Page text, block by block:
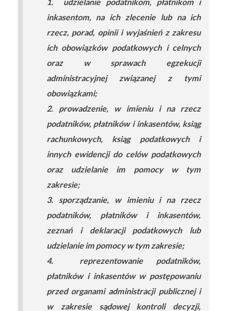
inkasentom, na ich zlecenie lub na ich
rzecz, porad, opinii i wyjaśnień z zakresu
ich obowiązków podatkowych i celnych
oraz w sprawach egzekucji
administracyjnej związanej z tymi
obowiązkami;
2. prowadzenie, w imieniu i na rzecz
podatników, płatników i inkasentów, ksiąg
rachunkowych, ksiąg podatkowych i
innych ewidencji do celów podatkowych
oraz udzielanie im pomocy w tym
zakresie;
3. sporządzanie, w imieniu i na rzecz
podatników, płatników i inkasentów,
zeznań i deklaracji podatkowych lub
udzielanie im pomocy w tym zakresie;
4. reprezentowanie podatników,
płatników i inkasentów w postępowaniu
przed organami administracji publicznej i
w zakresie sądowej kontroli decyzji,